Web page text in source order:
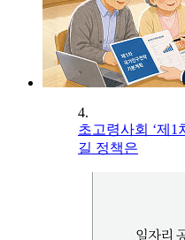
4.
초고령사회 ‘제1
길 정책은